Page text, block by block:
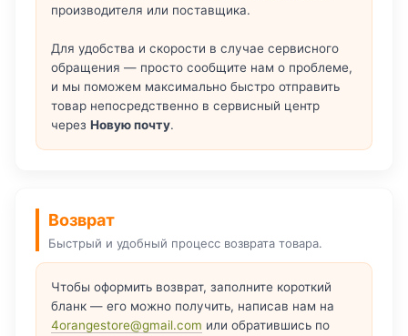
производителя или поставщика.
Для удобства и скорости в случае сервисного
обращения — просто сообщите нам о проблеме,
и мы поможем максимально быстро отправить
товар непосредственно в сервисный центр
через Новую почту.
Возврат
Быстрый и удобный процесс возврата товара.
Чтобы оформить возврат, заполните короткий
бланк — его можно получить, написав нам на
4orangestore@gmail.com или обратившись по